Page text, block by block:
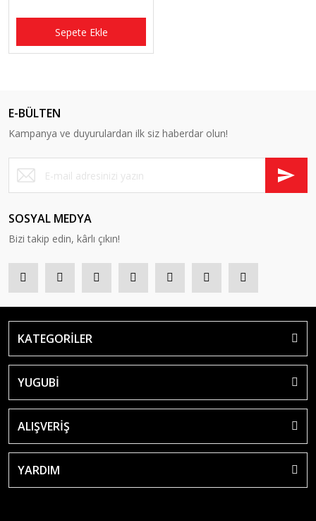
Sepete Ekle
E-BÜLTEN
Kampanya ve duyurulardan ilk siz haberdar olun!
SOSYAL MEDYA
Bizi takip edin, kârlı çıkın!
KATEGORİLER
YUGUBİ
ALIŞVERİŞ
YARDIM